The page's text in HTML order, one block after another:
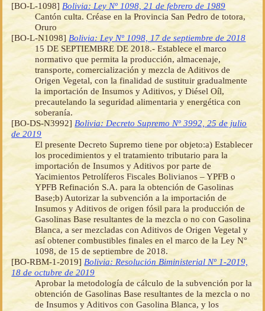
[BO-L-1098] Bolivia: Ley Nº 1098, 21 de febrero de 1989
Cantón culta. Créase en la Provincia San Pedro de totora,
Oruro
[BO-L-N1098] Bolivia: Ley Nº 1098, 17 de septiembre de 2018
15 DE SEPTIEMBRE DE 2018.- Establece el marco
normativo que permita la producción, almacenaje,
transporte, comercialización y mezcla de Aditivos de
Origen Vegetal, con la finalidad de sustituir gradualmente
la importación de Insumos y Aditivos, y Diésel Oíl,
precautelando la seguridad alimentaria y energética con
soberanía.
[BO-DS-N3992] Bolivia: Decreto Supremo Nº 3992, 25 de julio
de 2019
El presente Decreto Supremo tiene por objeto:a) Establecer
los procedimientos y el tratamiento tributario para la
importación de Insumos y Aditivos por parte de
Yacimientos Petrolíferos Fiscales Bolivianos – YPFB o
YPFB Refinación S.A. para la obtención de Gasolinas
Base;b) Autorizar la subvención a la importación de
Insumos y Aditivos de origen fósil para la producción de
Gasolinas Base resultantes de la mezcla o no con Gasolina
Blanca, a ser mezcladas con Aditivos de Origen Vegetal y
así obtener combustibles finales en el marco de la Ley N°
1098, de 15 de septiembre de 2018.
[BO-RBM-1-2019] Bolivia: Resolución Biministerial Nº 1-2019,
18 de octubre de 2019
Aprobar la metodología de cálculo de la subvención por la
obtención de Gasolinas Base resultantes de la mezcla o no
de Insumos y Aditivos con Gasolina Blanca, y los